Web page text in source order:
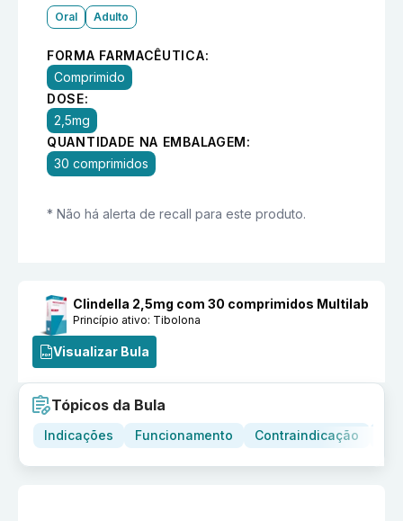
Oral Adulto
FORMA FARMACÊUTICA:
Comprimido
DOSE:
2,5mg
QUANTIDADE NA EMBALAGEM:
30 comprimidos
* Não há alerta de recall para este produto.
Clindella 2,5mg com 30 comprimidos Multilab
Princípio ativo: Tibolona
Visualizar Bula
Tópicos da Bula
Indicações Funcionamento Contraindicação